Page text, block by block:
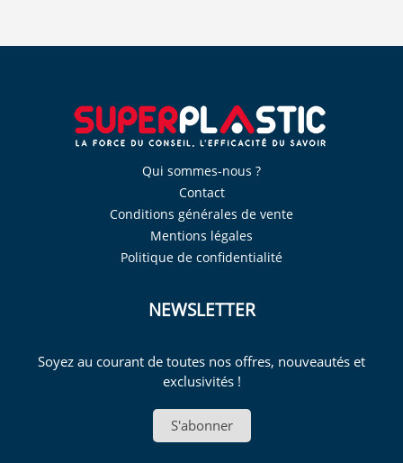
Qui sommes-nous ?
Contact
Conditions générales de vente
Mentions légales
Politique de confidentialité
NEWSLETTER
Soyez au courant de toutes nos offres, nouveautés et
exclusivités !
S'abonner